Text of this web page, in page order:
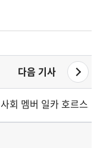
다음 기사
거래로 자사주 매입
회 멤버 일카 호르스